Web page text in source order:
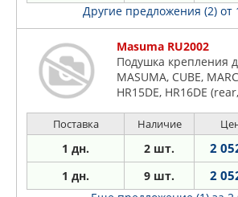
Другие предложения (2) от
Masuma RU2002
Подушка крепления
MASUMA, CUBE,
HR15DE, HR16DE
Поставка Наличие
1 дн. 2 шт. 2
1 дн. 9 шт. 2